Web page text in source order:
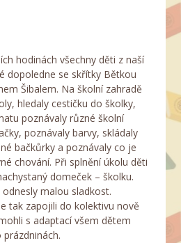
hodinách všechny děti z naší
dopoledne se skřítky Bětkou
Šibalem. Na školní zahradě
hledaly cestičku do školky,
poznávaly různé školní
poznávaly barvy, skládaly
bačkůrky a poznávaly co je
chování. Při splnění úkolu děti
domeček – školku.
malou sladkost.
tak zapojili do kolektivu nově
s adaptací všem dětem
prázdninách.